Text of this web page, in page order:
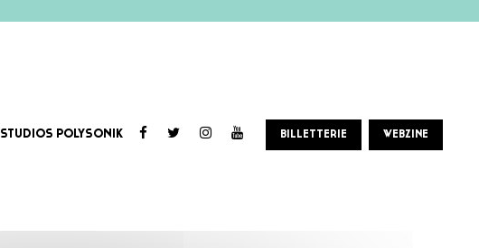
STUDIOS POLYSONIK BILLETTERIE WEBZINE